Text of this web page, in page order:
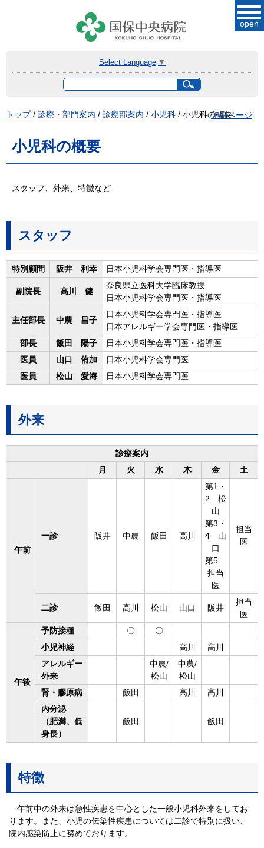
Select Language ▼
内
open
現
位
置：
トップ/ 診療・部門案内 / 診療部案内 / 小児科 / 小児科の概要印刷ページ
小児科の概要
スタッフ、外来、特徴など
スタッフ
特別顧問 阪井 利幸 日本小児科学会専門医・指導医
副院長 高川 健
奈良県立医科大学臨床教授
日本小児科学会専門医・指導医
主任部長 中農 昌子
日本小児科学会専門医・指導医
日本アレルギー学会専門医・指導医
部長
飯田 陽子
日本小児科学会専門医・指導医
医員
山口 侑加
日本小児科学会専門医
医員
松山 愛海 日本小児科学会専門医
外来
診療案内
月
火 水 木 金 土
午前
一診 阪井 中農 飯田 高川
第1・
2 松
山
第3・
4 山
口
第5
担当
医
担当
医
二診 飯田 高川 松山 山口 阪井
担当
医
午後
予防接種 〇
〇
小児神経
高川
高川
アレルギー
外来
中農/
松山
中農/
松山
腎・膠原病
飯田 高川
高川
内分泌
（肥満、低
身長）
飯田 飯田
特徴
午前中の外来は急性疾患を中心とした一般小児科外来をしてお
ります。また、小児の伝染性疾患については二診で特別に扱い、
院内感染防止に努めております。